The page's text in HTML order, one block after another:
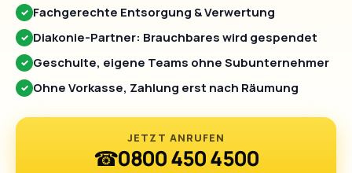
✓ Fachgerechte Entsorgung & Verwertung
✓ Diakonie-Partner: Brauchbares wird gespendet
✓ Geschulte, eigene Teams ohne Subunternehmer
✓ Ohne Vorkasse, Zahlung erst nach Räumung
JETZT ANRUFEN
☎0800 450 4500